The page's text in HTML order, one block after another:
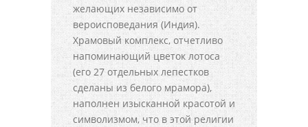
желающих независимо от
вероисповедания (Индия).
Храмовый комплекс, отчетливо
напоминающий цветок лотоса
(его 27 отдельных лепестков
сделаны из белого мрамора),
наполнен изысканной красотой и
символизмом, что в этой религии